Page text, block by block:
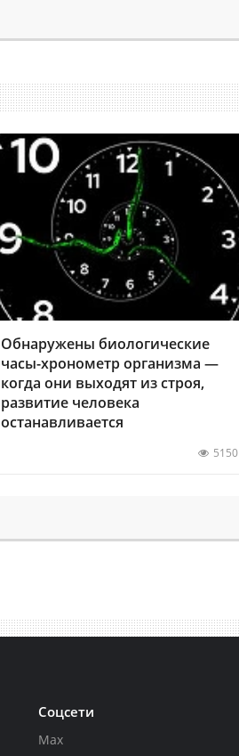
Обнаружены биологические
часы-хронометр организма —
когда они выходят из строя,
развитие человека
останавливается
5150
Соцсети
Max